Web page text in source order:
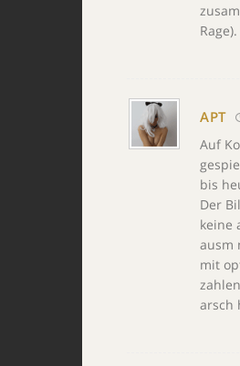
Rage).
APT
Auf
bis
Der
keine
ausm
mit
arsch